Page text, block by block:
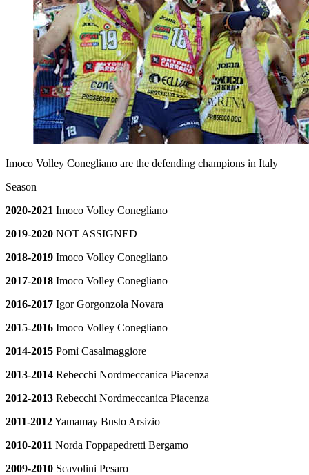
Imoco Volley Conegliano are the defending champions in Italy
Season
2020-2021 Imoco Volley Conegliano
2019-2020 NOT ASSIGNED
2018-2019 Imoco Volley Conegliano
2017-2018 Imoco Volley Conegliano
2016-2017 Igor Gorgonzola Novara
2015-2016 Imoco Volley Conegliano
2014-2015 Pomì Casalmaggiore
2013-2014 Rebecchi Nordmeccanica Piacenza
2012-2013 Rebecchi Nordmeccanica Piacenza
2011-2012Yamamay Busto Arsizio
2010-2011 Norda Foppapedretti Bergamo
2009-2010 Scavolini Pesaro